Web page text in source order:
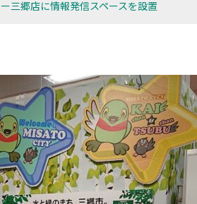
三郷店に情報発信スペースを設置